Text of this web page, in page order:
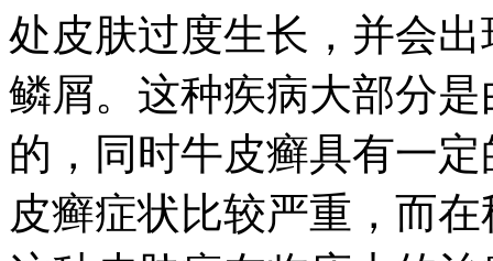
处皮肤过度生长，并会
鳞屑。这种疾病大部分
的，同时牛皮癣具有一
皮癣症状比较严重，而